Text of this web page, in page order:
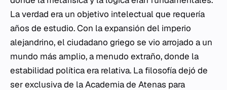
La verdad era un objetivo intelectual que requería
años de estudio. Con la expansión del imperio
alejandrino, el ciudadano griego se vio arrojado a un
mundo más amplio, a menudo extraño, donde la
estabilidad política era relativa. La filosofía dejó de
ser exclusiva de la Academia de Atenas para